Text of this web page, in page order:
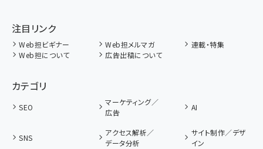
注目リンク
Web担ビギナー Web担メルマガ
連載・特集
Web担について
広告出稿について
カテゴリ
SEO
マーケティング／
広告
AI
SNS
アクセス解析／
データ分析
サイト制作／デザ
イン